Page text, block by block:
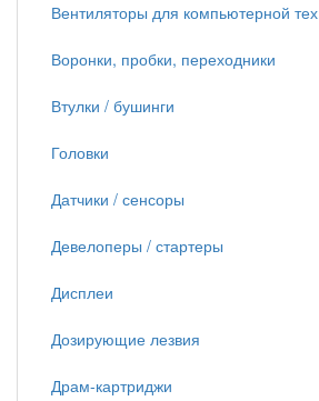
Вентиляторы для компьютерной тех
Воронки, пробки, переходники
Втулки / бушинги
Головки
Датчики / сенсоры
Девелоперы / стартеры
Дисплеи
Дозирующие лезвия
Драм-картриджи